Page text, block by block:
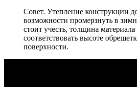
Совет. Утепление конструкции
возможности промерзнуть в
стоит учесть, толщина
соответствовать высоте
поверхности.